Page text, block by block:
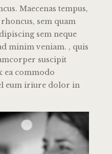
Maecenas tempus,
sem quam
sem neque
minim veniam. , quis
suscipit
ea commodo
eum iriure dolor in